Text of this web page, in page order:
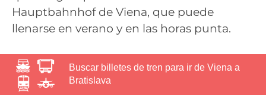
Hauptbahnhof de Viena, que puede
llenarse en verano y en las horas punta.
Buscar billetes de tren para ir de Viena a
Bratislava